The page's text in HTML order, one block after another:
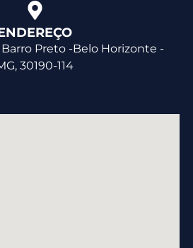
Barro Preto -Belo Horizonte -
30190-114